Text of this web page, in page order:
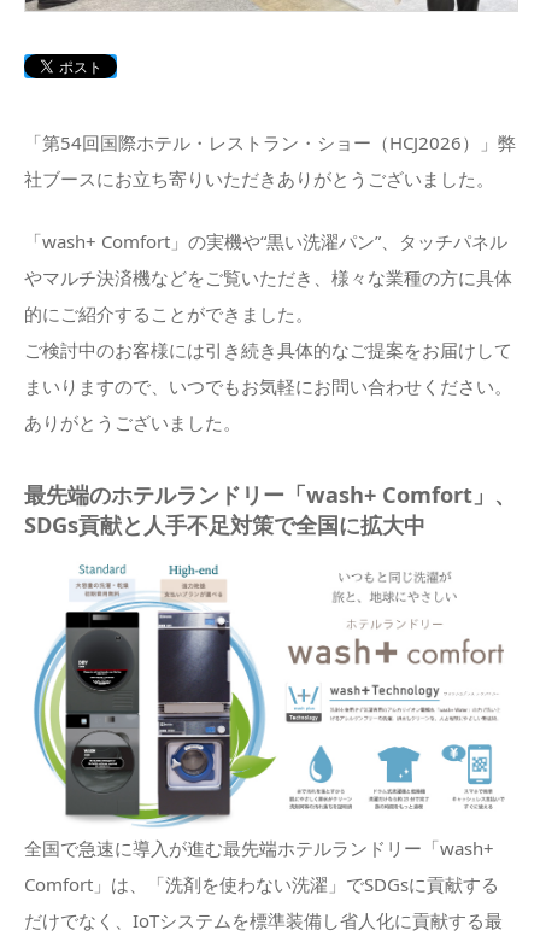
「第54回国際ホテル・レストラン・ショー（HCJ2026）」弊
社ブースにお立ち寄りいただきありがとうございました。
「wash+ Comfort」の実機や“黒い洗濯パン”、タッチパネル
やマルチ決済機などをご覧いただき、様々な業種の方に具体
的にご紹介することができました。
ご検討中のお客様には引き続き具体的なご提案をお届けして
まいりますので、いつでもお気軽にお問い合わせください。
ありがとうございました。
最先端のホテルランドリー「wash+ Comfort」、
SDGs貢献と人手不足対策で全国に拡大中
全国で急速に導入が進む最先端ホテルランドリー「wash+
Comfort」は、「洗剤を使わない洗濯」でSDGsに貢献する
だけでなく、IoTシステムを標準装備し省人化に貢献する最